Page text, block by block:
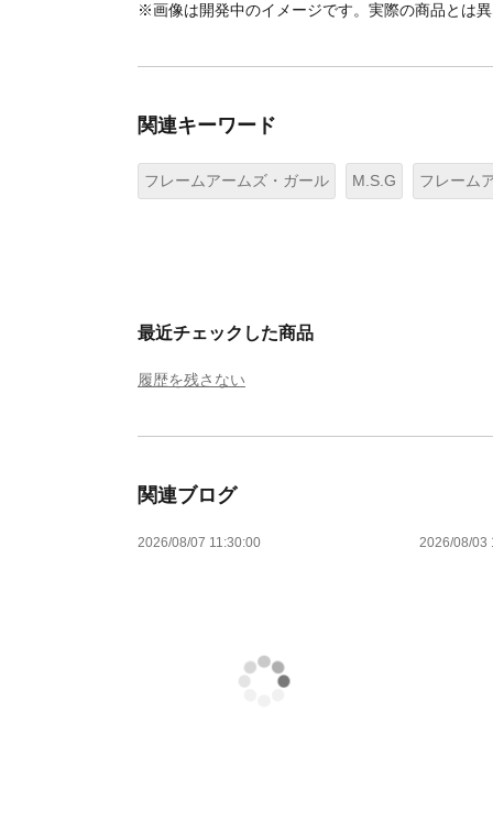
※画像は開発中のイメージです。実際の商品とは
関連キーワード
フレームアームズ・ガール M.S.G フレーム
最近チェックした商品
履歴を残さない
関連ブログ
2026/08/07 11:30:00 2026/08/03